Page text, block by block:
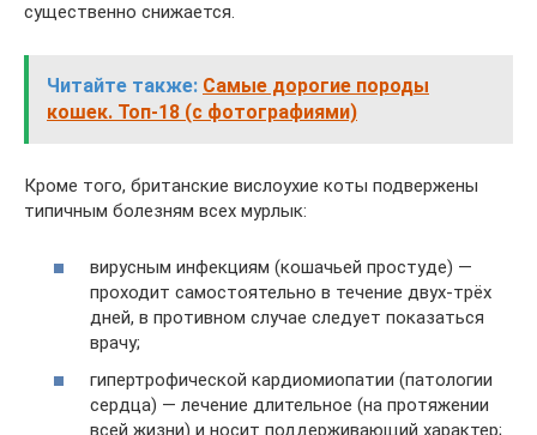
существенно снижается.
Читайте также: Самые дорогие породы
кошек. Топ-18 (с фотографиями)
Кроме того, британские вислоухие коты подвержены
типичным болезням всех мурлык:
вирусным инфекциям (кошачьей простуде) —
проходит самостоятельно в течение двух-трёх
дней, в противном случае следует показаться
врачу;
гипертрофической кардиомиопатии (патологии
сердца) — лечение длительное (на протяжении
всей жизни) и носит поддерживающий характер;